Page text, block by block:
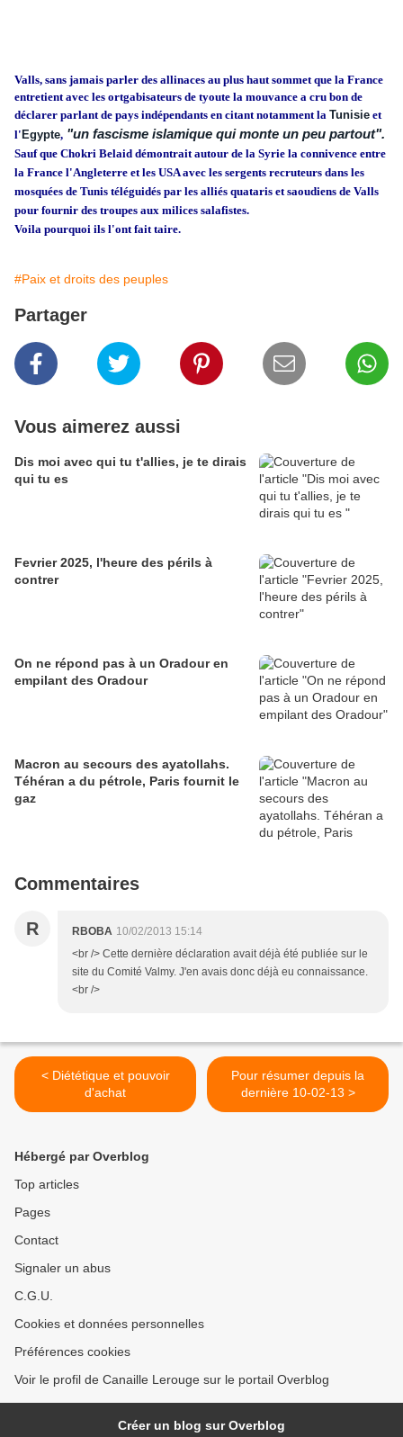
Valls, sans jamais parler des allinaces au plus haut sommet que la France
entretient avec les ortgabisateurs de tyoute la mouvance a cru bon de
déclarer parlant de pays indépendants en citant notamment la Tunisie et
l' Egypte, "un fascisme islamique qui monte un peu partout".
Sauf que Chokri Belaid démontrait autour de la Syrie la connivence entre
la France l'Angleterre et les USA avec les sergents recruteurs dans les
mosquées de Tunis téléguidés par les alliés quataris et saoudiens de Valls
pour fournir des troupes aux milices salafistes.
Voila pourquoi ils l'ont fait taire.
#Paix et droits des peuples
Partager
Vous aimerez aussi
Dis moi avec qui tu t'allies, je te dirais
qui tu es
Fevrier 2025, l'heure des périls à
contrer
On ne répond pas à un Oradour en
empilant des Oradour
Macron au secours des ayatollahs.
Téhéran a du pétrole, Paris fournit le
gaz
Commentaires
R RBOBA 10/02/2013 15:14
<br /> Cette dernière déclaration avait déjà été publiée sur le
site du Comité Valmy. J'en avais donc déjà eu connaissance.
<br />
< Diététique et pouvoir
d'achat
Pour résumer depuis la
dernière 10-02-13 >
Hébergé par Overblog
Top articles
Pages
Contact
Signaler un abus
C.G.U.
Cookies et données personnelles
Préférences cookies
Voir le profil de Canaille Lerouge sur le portail Overblog
Créer un blog sur Overblog